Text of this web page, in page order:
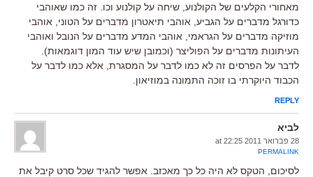
מאחורי הקלעים של הקולנוע, שיחה על קולנוע וכו. זה כמו שאוהבי
כדורגל מדברים על הגביע, אוהבי תיאטרון מדברים על הטוני, אוהבי
מוזיקה מדברים על הגראמי, אוהבי המדע מדברים על הנובל ואוהבי
העיתונות מדברים על הפוליצר (וכמובן שיש עוד המון דוגמאות).
לדבר על הפרסים זה לא כמו לדבר על המסגרת, אלא כמו לדבר על
הכבוד היוקרתי בו זוכה התמונה במוזיאון.
REPLY
לביא
28 פברואר 2011 at 22:25
PERMALINK
לסיכום, הטקס לא היה כל כך מאכזב. אפשר להגיד שכל סרט קיבל את